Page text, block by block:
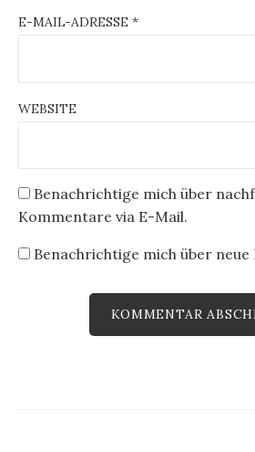
E-MAIL-ADRESSE *
WEBSITE
Benachrichtige mich über
Kommentare via E-Mail.
Benachrichtige mich über